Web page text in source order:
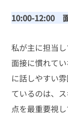
10:00-12:00　
私が主に担当し
面接に慣れて
に話しやすい
ているのは、
点を最重要視